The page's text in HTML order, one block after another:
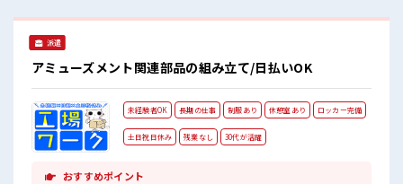
派遣
アミューズメント関連部品の組み立て/日払いOK
未経験者OK 長期の仕事 制服あり 休憩室あり ロッカー完備
土日祝日休み 残業なし 30代が活躍
おすすめポイント